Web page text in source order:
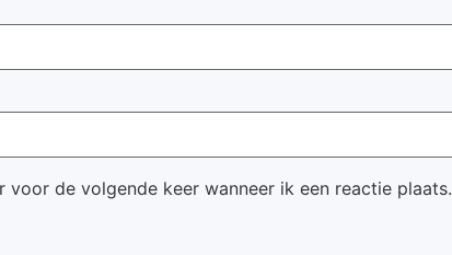
de volgende keer wanneer ik een reactie plaats.